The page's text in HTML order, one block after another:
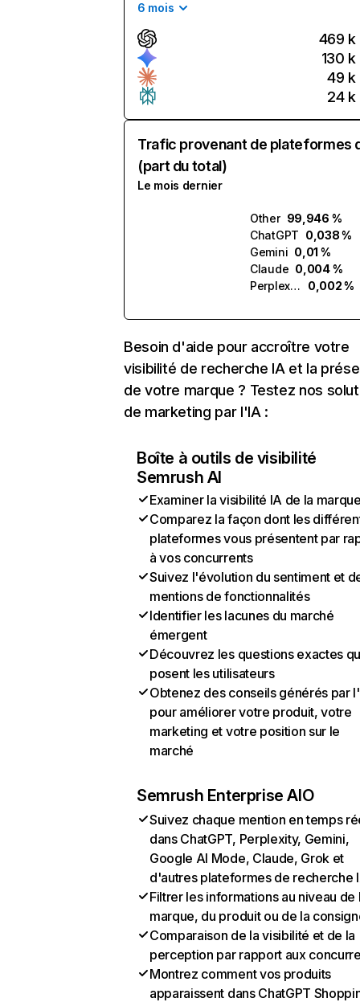
6 mois
469 k
130 k
49 k
24 k
Trafic provenant de plateformes
(part du total)
Le mois dernier
Other 99,946 %
ChatGPT 0,038 %
Gemini 0,01 %
Claude 0,004 %
Perplexity
0,002 %
Besoin d'aide pour accroître votre
visibilité de recherche IA et la
de votre marque ? Testez nos
de marketing par l'IA :
Boîte à outils de visibilité
Semrush AI
Examiner la visibilité IA de la
Comparez la façon dont les
plateformes vous présentent par
à vos concurrents
Suivez l'évolution du sentiment et
mentions de fonctionnalités
Identifier les lacunes du marché
émergent
Découvrez les questions exactes
posent les utilisateurs
Obtenez des conseils générés par
pour améliorer votre produit, votre
marketing et votre position sur le
marché
Semrush Enterprise AIO
Suivez chaque mention en temps
dans ChatGPT, Perplexity, Gemini,
Google AI Mode, Claude, Grok et
d'autres plateformes de recherche
Filtrer les informations au niveau de
marque, du produit ou de la
Comparaison de la visibilité et de la
perception par rapport aux
Montrez comment vos produits
apparaissent dans ChatGPT